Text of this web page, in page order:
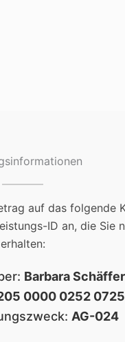
auf das folgende
ID an, die Sie
erhalten:
Barbara Schäffer
0000 0252
AG-024